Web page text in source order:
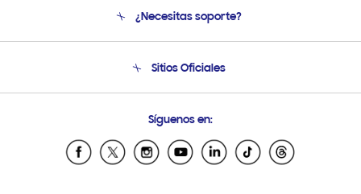
Soporte
Condiciones de Compra
¿Necesitas soporte?
Soporte vía eMail
Sitios Oficiales
Samsung Ecuador
Samsung El Salvador
Síguenos en: